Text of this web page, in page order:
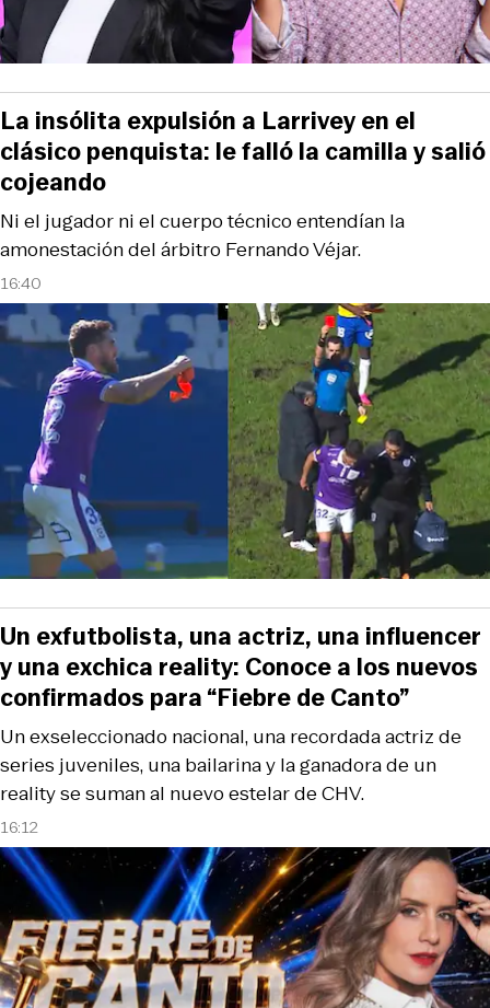
16:40
Ni el jugador ni el cuerpo técnico entendían la
amonestación del árbitro Fernando Véjar.
La insólita expulsión a Larrivey en el
clásico penquista: le falló la camilla y salió
cojeando
16:12
Un exseleccionado nacional, una recordada actriz de
series juveniles, una bailarina y la ganadora de un
reality se suman al nuevo estelar de CHV.
Un exfutbolista, una actriz, una influencer
y una exchica reality: Conoce a los nuevos
confirmados para “Fiebre de Canto”